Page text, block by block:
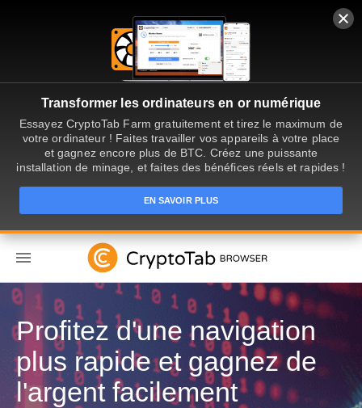
Transformer les ordinateurs en or numérique
Essayez CryptoTab Farm gratuitement et tirez le maximum de
votre ordinateur ! Faites travailler vos appareils à votre place
et gagnez encore plus de BTC. Créez une puissante
installation de minage, et faites des bénéfices réels et rapides !
EN SAVOIR PLUS
Profitez d'une navigation
plus rapide et gagnez de
l'argent facilement